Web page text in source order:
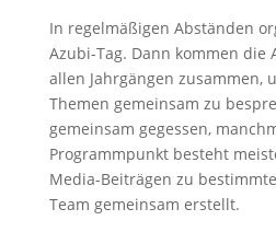
In regelmäßigen Abständen
Azubi-Tag. Dann kommen die
allen Jahrgängen zusammen,
Themen gemeinsam zu
gemeinsam gegessen,
Programmpunkt besteht
Media-Beiträgen zu
Team gemeinsam erstellt.